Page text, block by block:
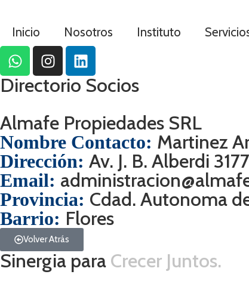
Inicio Nosotros Instituto
Directorio Socios
Almafe Propiedades SRL
Nombre Contacto: Martinez
Dirección: Av. J. B. Alberdi 3177
Email:
Provincia: Cdad. Autonoma
Barrio: Flores
Volver Atrás
Sinergia para Crecer Juntos.